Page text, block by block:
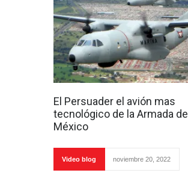
El Persuader el avión mas
tecnológico de la Armada de
México
Video blog noviembre 20, 2022